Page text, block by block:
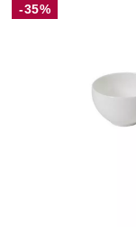
-35%